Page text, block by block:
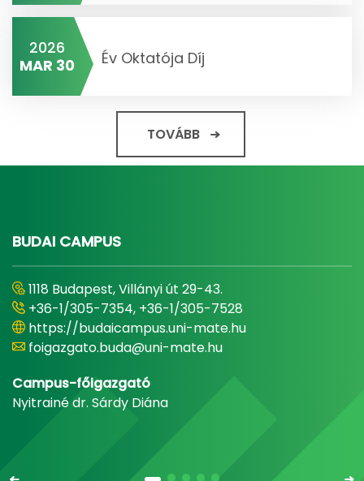
2026
MAR 30
Év Oktatója Díj
TOVÁBB
BUDAI CAMPUS
1118 Budapest, Villányi út 29-43.
+36-1/305-7354, +36-1/305-7528
https://budaicampus.uni-mate.hu
foigazgato.buda@uni-mate.hu
Campus-főigazgató
Nyitrainé dr. Sárdy Diána